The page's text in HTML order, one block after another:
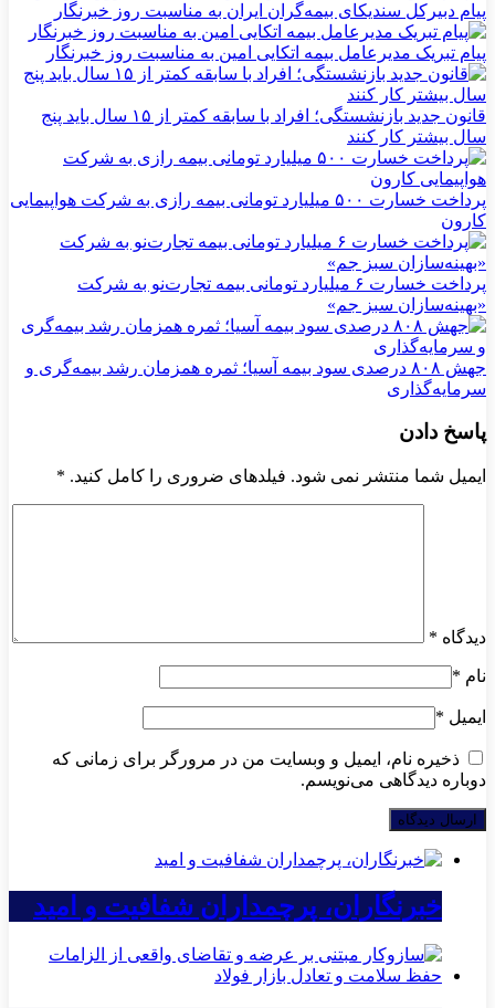
پیام دبیرکل سندیکای بیمه‌گران ایران به مناسبت روز خبرنگار
پیام تبریک مدیرعامل بیمه اتکایی امین به مناسبت روز خبرنگار
قانون جدید بازنشستگی؛ افراد با سابقه کمتر از ۱۵ سال باید پنج
سال بیشتر کار کنند
پرداخت خسارت ۵۰۰ میلیارد تومانی بیمه رازی به شرکت هواپیمایی
کارون
پرداخت خسارت ۶ میلیارد تومانی بیمه تجارت‌نو به شرکت
«بهینه‌سازان سبز جم»
جهش ۸۰۸ درصدی سود بیمه آسیا؛ ثمره همزمان رشد بیمه‌گری و
سرمایه‌گذاری
پاسخ دادن
ایمیل شما منتشر نمی شود. فیلدهای ضروری را کامل کنید. *
دیدگاه *
نام *
ایمیل *
ذخیره نام، ایمیل و وبسایت من در مرورگر برای زمانی که
دوباره دیدگاهی می‌نویسم.
خبرنگاران، پرچمداران شفافیت و امید